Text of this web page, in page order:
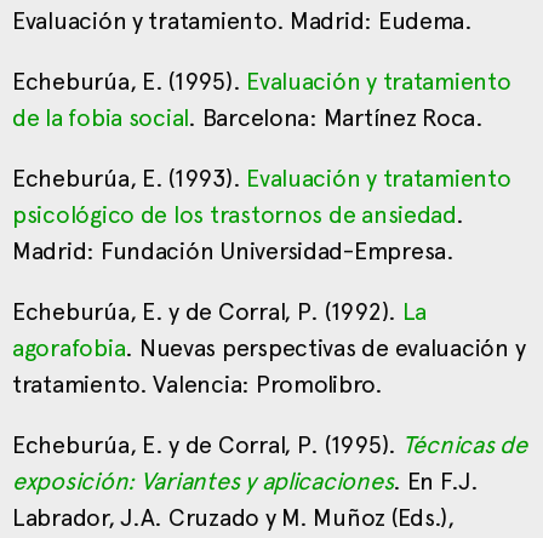
Evaluación y tratamiento. Madrid: Eudema.
Echeburúa, E. (1995). Evaluación y tratamiento
de la fobia social. Barcelona: Martínez Roca.
Echeburúa, E. (1993). Evaluación y tratamiento
psicológico de los trastornos de ansiedad.
Madrid: Fundación Universidad-Empresa.
Echeburúa, E. y de Corral, P. (1992). La
agorafobia. Nuevas perspectivas de evaluación y
tratamiento. Valencia: Promolibro.
Echeburúa, E. y de Corral, P. (1995). Técnicas de
exposición: Variantes y aplicaciones. En F.J.
Labrador, J.A. Cruzado y M. Muñoz (Eds.),